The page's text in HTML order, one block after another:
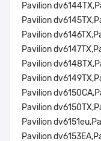
Pavilion
Pavilion
Pavilion
Pavilion
Pavilion
Pavilion
Pavilion
Pavilion
Pavilion
Pavilion